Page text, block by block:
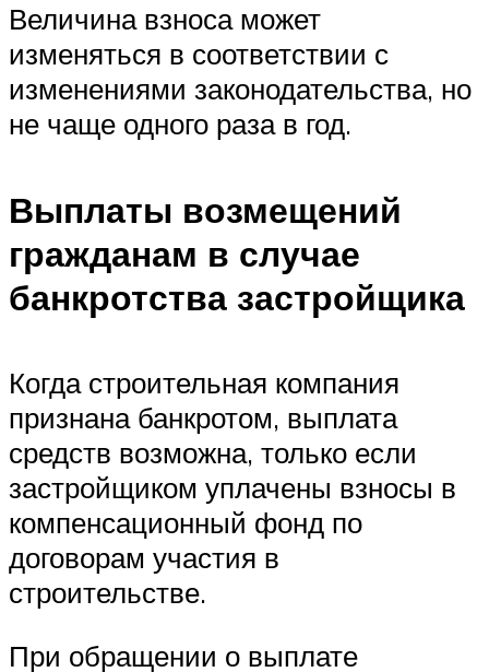
Величина взноса может
изменяться в соответствии с
изменениями законодательства, но
не чаще одного раза в год.
Выплаты возмещений
гражданам в случае
банкротства застройщика
Когда строительная компания
признана банкротом, выплата
средств возможна, только если
застройщиком уплачены взносы в
компенсационный фонд по
договорам участия в
строительстве.
При обращении о выплате